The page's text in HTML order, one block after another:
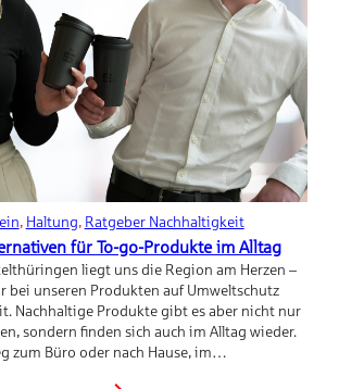
, Haltung, Ratgeber Nachhaltigkeit
für To-go-Produkte im Alltag
liegt uns die Region am Herzen –
bei unseren Produkten auf Umweltschutz
Nachhaltige Produkte gibt es aber nicht nur
sondern finden sich auch im Alltag wieder.
zum Büro oder nach Hause, im…